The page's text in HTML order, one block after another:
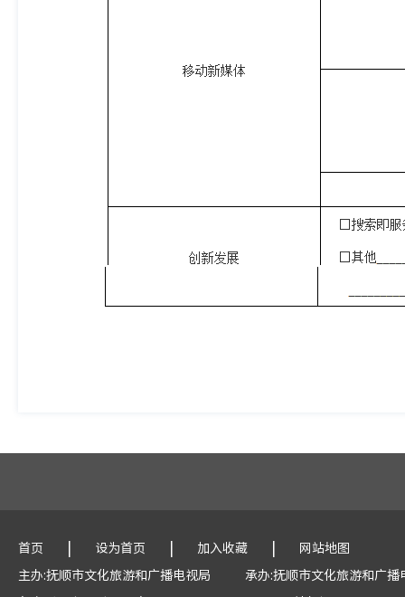
首页 | 设为首页 | 加入收藏 |
网站地图
主办:抚顺市文化旅游和广播电视局
承办:抚顺市文化旅游和广播